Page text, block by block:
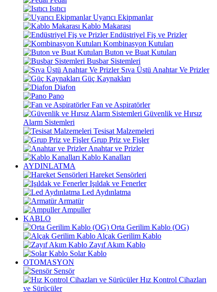
Isıtıcı
Uyarıcı Ekipmanlar
Kablo Makarası
Endüstriyel Fiş ve Prizler
Kombinasyon Kutuları
Buton ve Buat Kutuları
Busbar Sistemleri
Sıva Üstü Anahtar Ve Prizler
Güç Kaynakları
Diafon
Pano
Fan ve Aspiratörler
Güvenlik ve Hırsız
Alarm Sistemleri
Tesisat Malzemeleri
Grup Priz ve Fişler
Anahtar ve Prizler
Kablo Kanalları
AYDINLATMA
Hareket Sensörleri
Işıldak ve Fenerler
Led Aydınlatma
Armatür
Ampuller
KABLO
Orta Gerilim Kablo (OG)
Alçak Gerilim Kablo
Zayıf Akım Kablo
Solar Kablo
OTOMASYON
Sensör
Hız Kontrol Cihazları
ve Sürücüler